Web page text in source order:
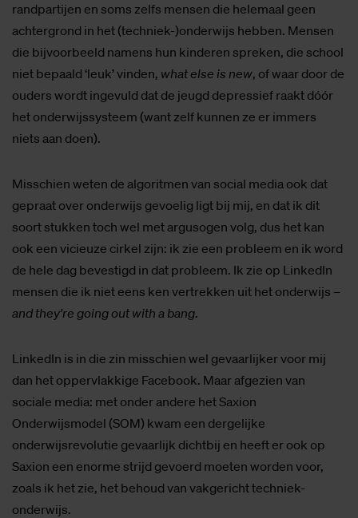
randpartijen en soms zelfs mensen die helemaal geen
achtergrond in het (techniek-)onderwijs hebben. Mensen
die bijvoorbeeld namens hun kinderen spreken, die school
niet bepaald ‘leuk’ vinden, what else is new, of waar door de
ouders wordt ingevuld dat de jeugd depressief raakt dóór
het onderwijssysteem (want zelf kunnen ze er immers
niets aan doen).
Misschien weten de algoritmen van social media ook dat
gepraat over onderwijs gevoelig ligt bij mij, en dat ik dit
soort stukken toch wel met argusogen volg, dus het kan
ook een vicieuze cirkel zijn: ik zie een probleem en ik word
de hele dag bevestigd in dat probleem. Ik zie op LinkedIn
mensen die ik niet eens ken vertrekken uit het onderwijs –
and they’re going out with a bang.
LinkedIn is in die zin misschien wel gevaarlijker voor mij
dan het oppervlakkige Facebook. Maar afgezien van
sociale media: met onder andere het Saxion
Onderwijsmodel (SOM) kwam een dergelijke
onderwijsrevolutie gevaarlijk dichtbij en heeft er ook op
Saxion een enorme strijd gevoerd moeten worden voor,
zoals ik het zie, het behoud van vakgericht techniek-
onderwijs.